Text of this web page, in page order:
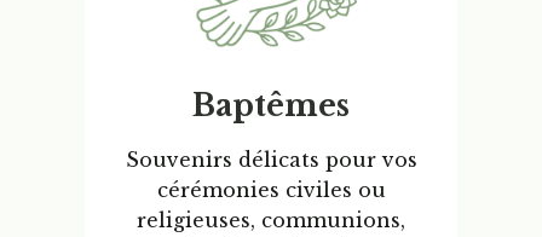
Baptêmes
Souvenirs délicats pour vos
cérémonies civiles ou
religieuses, communions,